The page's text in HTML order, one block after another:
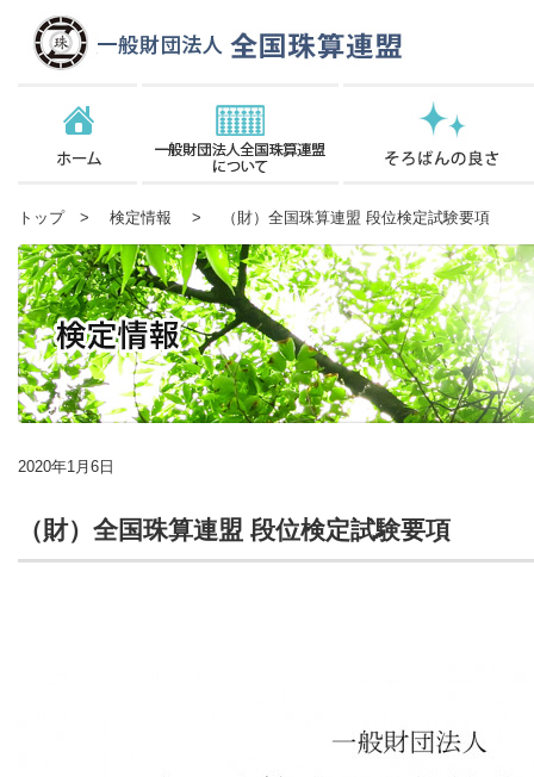
トップ> 検定情報 > （財）全国珠算連盟 段位検定試験要項
2020年1月6日
（財）全国珠算連盟 段位検定試験要項